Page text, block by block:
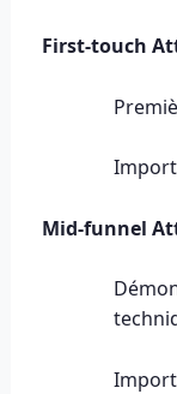
First-touch
Mid-funnel